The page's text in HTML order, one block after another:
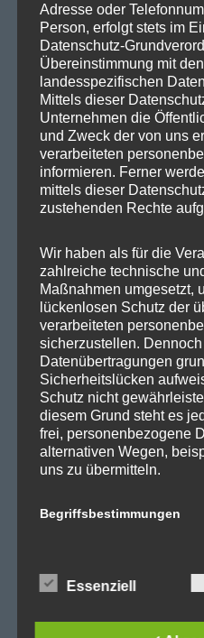
SPD Links
SPD in Europaparlament
SPD Deutschland
SPD Bundestragsfraktion
SPD Berlin
SPD Reinickendorf
SPD Fraktion in der BVV
SPD Berliner Mitte
Wichtige Links
SPD in Startseite
Adresse oder
Person, erfolgt stets im
Datenschutz-
Übereinstimmung mit
landesspezifischen
Mittels dieser
Unternehmen die
und Zweck der von uns
verarbeiteten
informieren. Ferner
mittels dieser
zustehenden Rechte
Wir haben als für die
zahlreiche technische
Maßnahmen umgesetzt,
lückenlosen Schutz der
verarbeiteten
sicherzustellen.
Datenübertragungen
Sicherheitslücken
Schutz nicht
diesem Grund steht es
frei, personenbezogene
alternativen Wegen,
uns zu übermitteln.
Begriffsbestimmungen
Begrifflichkeiten, die
Richtlinien- und
verwendet wurden.
Essenziell